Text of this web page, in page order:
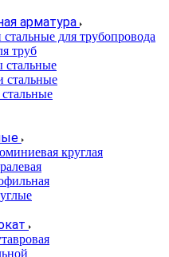
арматура
для трубопровода
труб
стальные
стальные
круглая